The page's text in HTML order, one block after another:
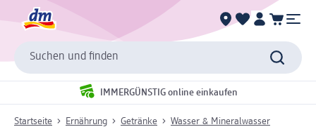
Suchen und finden
IMMERGÜNSTIG online einkaufen
Startseite Ernährung Getränke Wasser & Mineralwasser